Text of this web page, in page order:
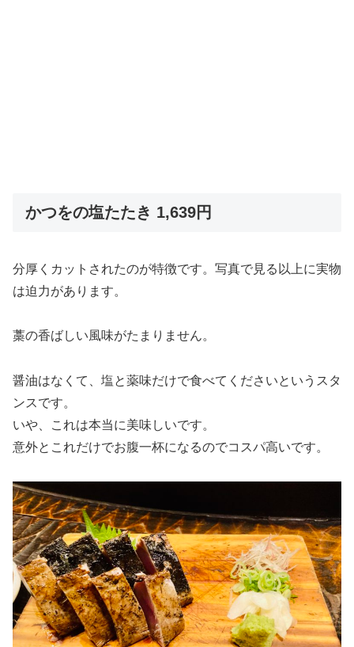
かつをの塩たたき 1,639円
分厚くカットされたのが特徴です。写真で見る以上に実物
は迫力があります。
藁の香ばしい風味がたまりません。
醤油はなくて、塩と薬味だけで食べてくださいというスタ
ンスです。
いや、これは本当に美味しいです。
意外とこれだけでお腹一杯になるのでコスパ高いです。